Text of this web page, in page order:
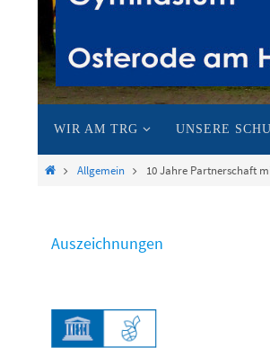
Inhalt
WIR AM TRG UNSERE
StartAllgemein 10 Jahre Partnerschaft
Auszeichnungen